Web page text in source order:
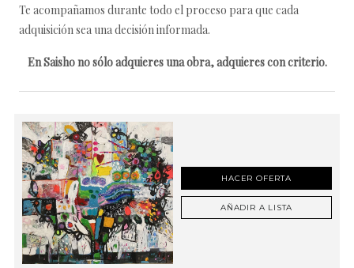
Te acompañamos durante todo el proceso para que cada
adquisición sea una decisión informada.
En Saisho no sólo adquieres una obra, adquieres con criterio.
HACER OFERTA
AÑADIR A LISTA